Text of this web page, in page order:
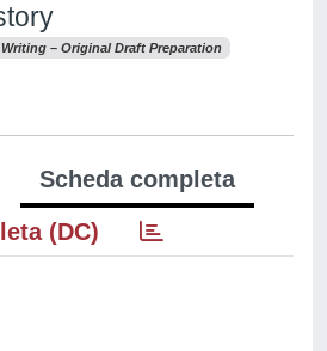
Writing – Original Draft Preparation
Scheda completa
(DC)